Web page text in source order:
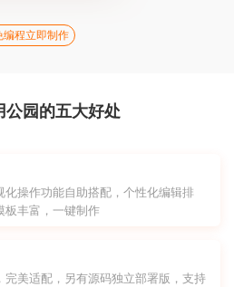
编程立即制作
公园的五大好处
化操作功能自助搭配，个性化编辑排
板丰富，一键制作
完美适配，另有源码独立部署版，支持